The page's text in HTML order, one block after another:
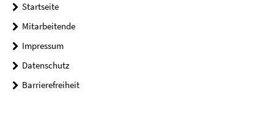
Startseite
Mitarbeitende
Impressum
Datenschutz
Barrierefreiheit